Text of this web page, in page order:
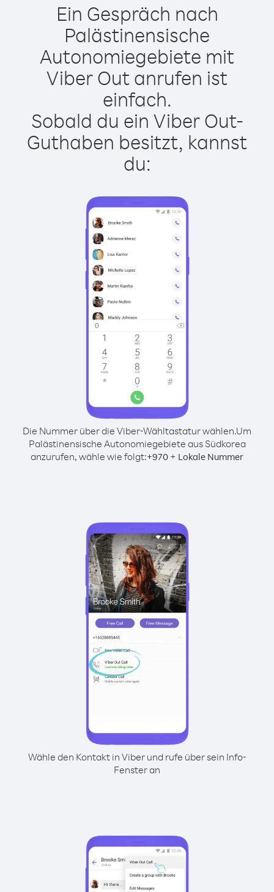
Ein Gespräch nach
Palästinensische
Autonomiegebiete mit
Viber Out anrufen ist
einfach.
Sobald du ein Viber Out-
Guthaben besitzt, kannst
du:
Die Nummer über die Viber-Wähltastatur wählen.Um
Palästinensische Autonomiegebiete aus Südkorea
anzurufen, wähle wie folgt:+970 + Lokale Nummer
Wähle den Kontakt in Viber und rufe über sein Info-
Fenster an